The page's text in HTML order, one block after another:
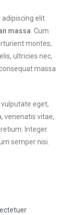
elit.
massa . Cum
montes,
ultricies nec,
massa
vulputate eget,
venenatis vitae,
Integer
semper nisi.